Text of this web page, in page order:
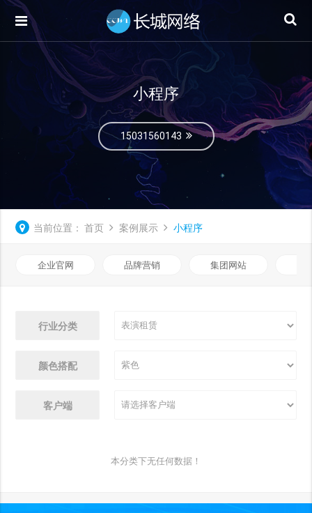
小程序
15031560143
当前位置： 首页 案例展示 小程序
企业官网 品牌营销 集团网站
行业分类
颜色搭配
客户端
本分类下无任何数据！